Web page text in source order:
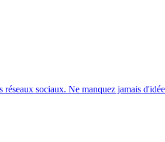
sociaux. Ne manquez jamais